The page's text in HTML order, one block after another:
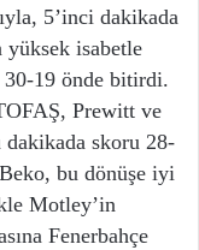
5’inci dakikada
yüksek isabetle
30-19 önde bitirdi.
Prewitt ve
dakikada skoru 28-
bu dönüşe iyi
Motley’in
Fenerbahçe